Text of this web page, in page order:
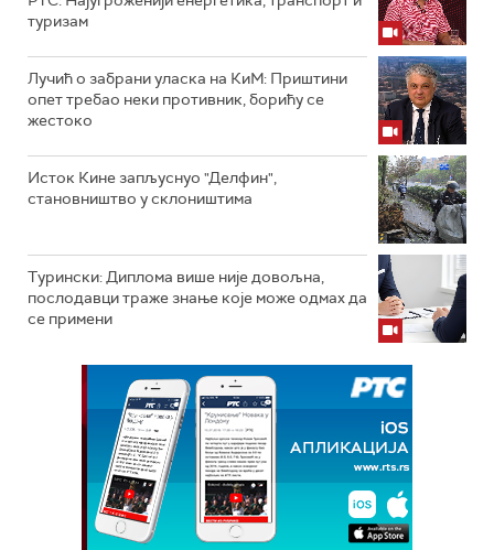
туризам
Лучић о забрани уласка на КиМ: Приштини
опет требао неки противник, борићу се
жестоко
Исток Кине запљуснуо "Делфин",
становништво у склоништима
Турински: Диплома више није довољна,
послодавци траже знање које може одмах да
се примени